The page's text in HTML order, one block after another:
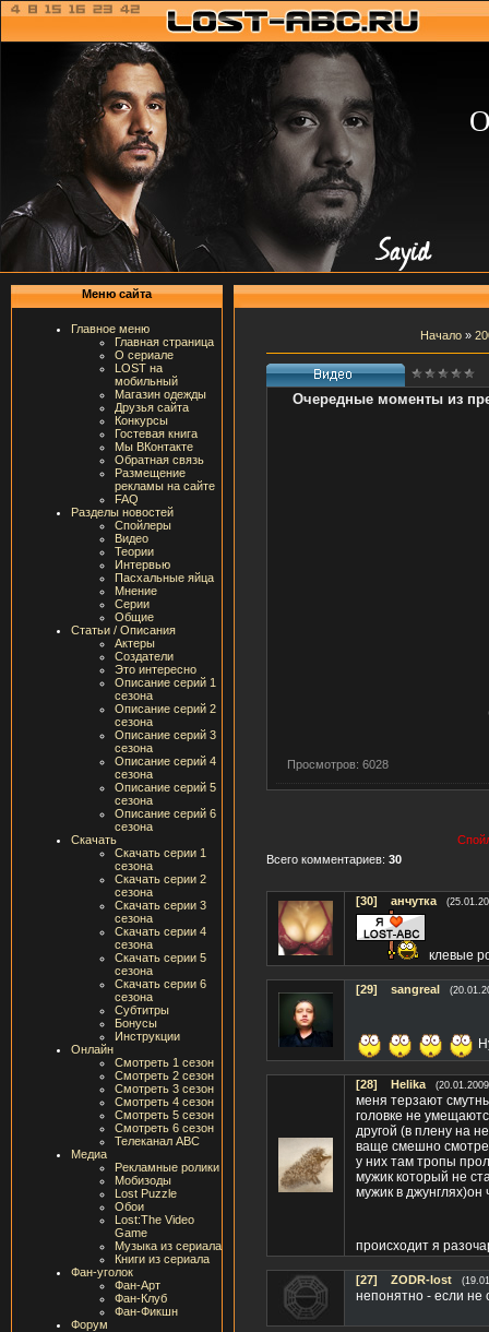
Меню сайта
Главное меню
Главная страница
О сериале
LOST на
мобильный
Магазин одежды
Друзья сайта
Конкурсы
Гостевая книга
Мы ВКонтакте
Обратная связь
Размещение
рекламы на сайте
FAQ
Разделы новостей
Спойлеры
Видео
Теории
Интервью
Пасхальные яйца
Мнение
Серии
Общие
Статьи / Описания
Актеры
Создатели
Это интересно
Описание серий 1
сезона
Описание серий 2
сезона
Описание серий 3
сезона
Описание серий 4
сезона
Описание серий 5
сезона
Описание серий 6
сезона
Скачать
Скачать серии 1
сезона
Скачать серии 2
сезона
Скачать серии 3
сезона
Скачать серии 4
сезона
Скачать серии 5
сезона
Скачать серии 6
сезона
Субтитры
Бонусы
Инструкции
Онлайн
Смотреть 1 сезон
Смотреть 2 сезон
Смотреть 3 сезон
Смотреть 4 сезон
Смотреть 5 сезон
Смотреть 6 сезон
Телеканал ABC
Медиа
Рекламные ролики
Мобизоды
Lost Puzzle
Обои
Lost:The Video
Game
Музыка из сериала
Книги из сериала
Фан-уголок
Фан-Арт
Фан-Клуб
Фан-Фикшн
Форум
Начало»
Очередные моменты из
Просмотров: 6028
Всего комментариев: 30
[30] анчутка
клевые
[29] sangreal
[28] Helika
меня терзают
головке не
другой (в плену на
ваще смешно
у них там тропы
мужик который не
мужик в джунглях)он
происходит я
[27] ZODR-lost
непонятно - если